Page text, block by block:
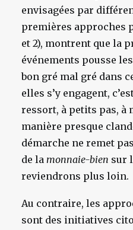
envisagées par
premières approches
et 2), montrent que la
événements pousse
bon gré mal gré dans
elles s’y engagent,
ressort, à petits pas, à
manière presque
démarche ne remet
de la monnaie-bien sur
reviendrons plus loin.
Au contraire, les
sont des initiatives